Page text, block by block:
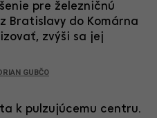
pre železničnú
Bratislavy do Komárna
zvýši sa jej
GUBČO
k pulzujúcemu centru.